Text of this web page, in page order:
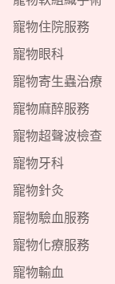
寵物住院服務
寵物眼科
寵物寄生蟲治療
寵物麻醉服務
寵物超聲波檢查
寵物牙科
寵物針灸
寵物驗血服務
寵物化療服務
寵物輸血